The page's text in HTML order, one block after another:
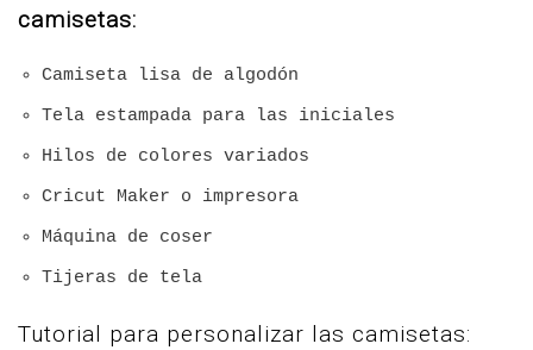
camisetas:
Camiseta lisa de algodón
Tela estampada para las iniciales
Hilos de colores variados
Cricut Maker o impresora
Máquina de coser
Tijeras de tela
Tutorial para personalizar las camisetas: